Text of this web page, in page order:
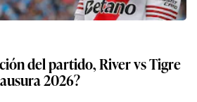
del partido, River vs Tigre
2026?